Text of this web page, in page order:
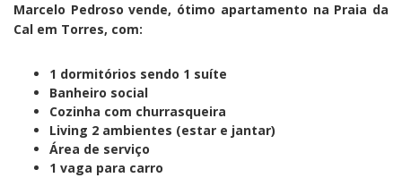
Marcelo Pedroso vende, ótimo apartamento na Praia da
Cal em Torres, com:
1 dormitórios sendo 1 suíte
Banheiro social
Cozinha com churrasqueira
Living 2 ambientes (estar e jantar)
Área de serviço
1 vaga para carro